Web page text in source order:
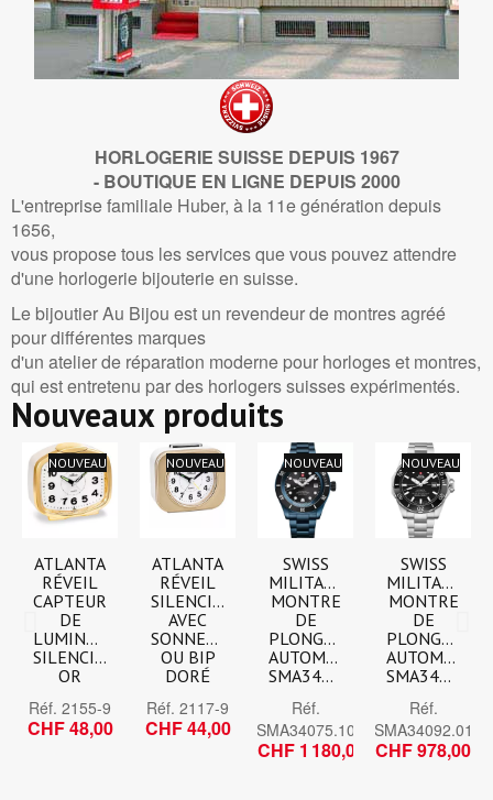
1Bewertungen
1Bewertungen
HORLOGERIE SUISSE DEPUIS 1967
- BOUTIQUE EN LIGNE DEPUIS 2000
L'entreprise familiale Huber, à la 11e génération depuis
1656,
vous propose tous les services que vous pouvez attendre
d'une horlogerie bijouterie en suisse.
Le bijoutier Au Bijou est un revendeur de montres agréé
pour différentes marques
d'un atelier de réparation moderne pour horloges et montres,
qui est entretenu par des horlogers suisses expérimentés.
Nouveaux produits
NOUVEAU
ATLANTA
RÉVEIL
CAPTEUR
DE
LUMINOSITÉ,
SILENCIEUX
OR
Réf. 2155-9
CHF 48,00
NOUVEAU
ATLANTA
RÉVEIL
SILENCIEUX
AVEC
SONNERIE
OU BIP
DORÉ
Réf. 2117-9
CHF 44,00
NOUVEAU
SWISS
MILITARY
MONTRE
DE
PLONGÉE
AUTOMATIQUE
SMA34075.10
Réf.
SMA34075.10
CHF 1 180,00
NOUVEAU
SWISS
MILITARY
MONTRE
DE
PLONGÉE
SMA34092.01
Réf.
SMA34092.01
CHF 978,00